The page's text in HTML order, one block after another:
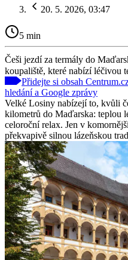
20. 5. 2026, 03:47
5 min
Češi jezdí za termály do
koupaliště, které nabízí léčivou
Přidejte si obsah
hledání a Google zprávy
Velké Losiny nabízejí to, kvůli
kilometrů do Maďarska: teplou
celoroční relax. Jen v
překvapivě silnou lázeňskou